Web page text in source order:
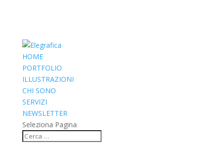
HOME
PORTFOLIO
ILLUSTRAZIONI
CHI SONO
SERVIZI
NEWSLETTER
Seleziona Pagina